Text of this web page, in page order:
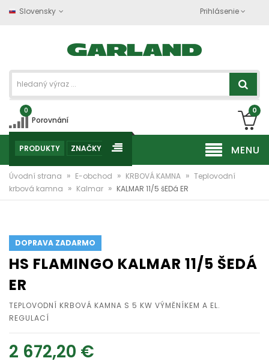
Slovensky Prihlásenie
0
Porovnání
0
MENU
PRODUKTY ZNAČKY
Úvodní strana » E-obchod » KRBOVÁ KAMNA » Teplovodní
krbová kamna » Kalmar » KALMAR 11/5 šEDá ER
DOPRAVA ZADARMO
HS FLAMINGO KALMAR 11/5 ŠEDÁ
ER
TEPLOVODNÍ KRBOVÁ KAMNA S 5 KW VÝMĚNÍKEM A EL.
REGULACÍ
2 672,20 €